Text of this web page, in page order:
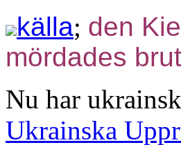
källa; den
mördades
Nu har
Ukrainska